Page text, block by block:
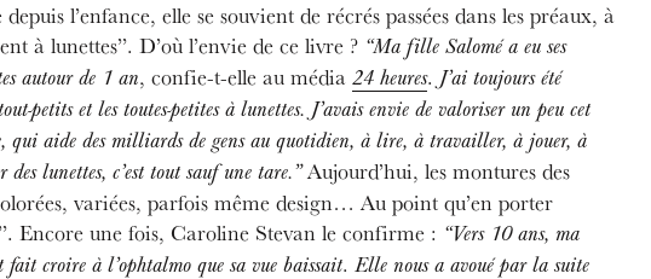
l’enfance, elle se souvient de récrés passées dans les préaux, à
à lunettes”. D’où l’envie de ce livre ? “Ma fille Salomé a eu ses
autour de 1 an, confie-t-elle au média 24 heures. J’ai toujours été
petits et les toutes-petites à lunettes. J’avais envie de valoriser un peu cet
qui aide des milliards de gens au quotidien, à lire, à travailler, à jouer, à
des lunettes, c’est tout sauf une tare.”Aujourd’hui, les montures des
variées, parfois même design… Au point qu’en porter
Encore une fois, Caroline Stevan le confirme : “Vers 10 ans, ma
croire à l’ophtalmo que sa vue baissait. Elle nous a avoué par la suite